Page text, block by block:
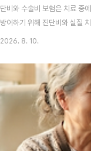
단비와 수술비 보험은 치료 중
방어하기 위해 진단비와 실질
한계를 메우기 위해서죠.1. 왜
을 겪으면서 병원비 영주권을
신기술 치료비는 감당하기 벅찰
사망 원인 상위권을 차지하면서
단금 몇 천만 원만 바라보..
2026. 8. 10.